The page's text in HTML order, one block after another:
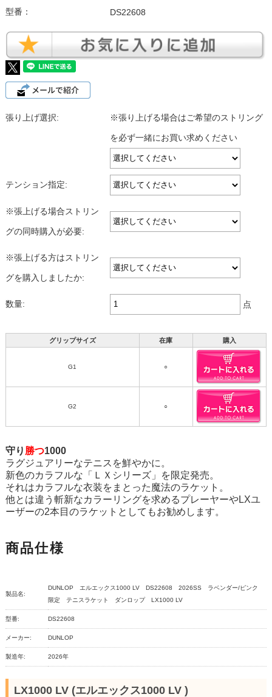
型番：
DS22608
張り上げ選択: ※張り上げる場合はご希望のストリング
を必ず一緒にお買い求めください
テンション指定:
※張上げる場合ストリン
グの同時購入が必要:
※張上げる方はストリン
グを購入しましたか:
数量: 点
グリップサイズ 在庫 購入
G1 ○
G2 ○
守り 勝つ1000
ラグジュアリーなテニスを鮮やかに。
新色のカラフルな「ＬＸシリーズ」を限定発売。
それはカラフルな衣装をまとった魔法のラケット。
他とは違う斬新なカラーリングを求めるプレーヤーやLXユ
ーザーの2本目のラケットとしてもお勧めします。
商品仕様
製品名:
DUNLOP エルエックス1000 LV DS22608 2026SS ラベンダー/ピンク
限定 テニスラケット ダンロップ LX1000 LV
型番: DS22608
メーカー: DUNLOP
製造年: 2026年
LX1000 LV (エルエックス1000 LV )